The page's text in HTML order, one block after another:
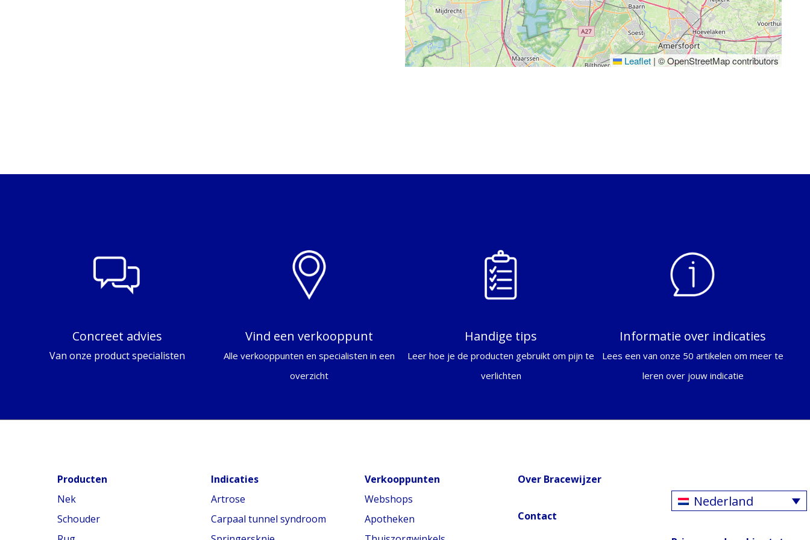
Leaflet | © OpenStreetMap contributors
Concreet advies
Van onze product specialisten
Vind een verkooppunt
Alle verkooppunten en specialisten in een
overzicht
Handige tips
Leer hoe je de producten gebruikt om pijn te
verlichten
Informatie over indicaties
Lees een van onze 50 artikelen om meer te
leren over jouw indicatie
Producten
Nek
Schouder
Indicaties
Artrose
Carpaal tunnel syndroom
Verkooppunten
Webshops
Apotheken
Over Bracewijzer
Contact
Nederland